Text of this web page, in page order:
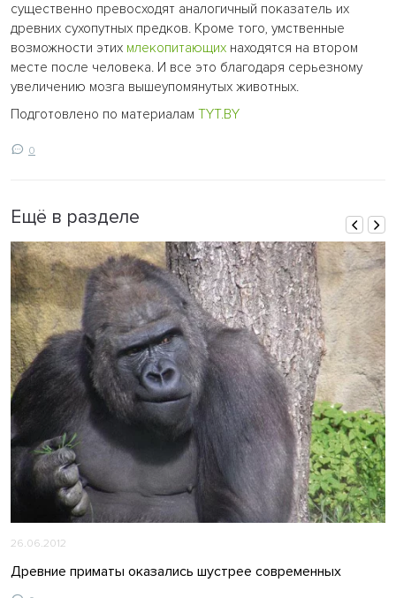
существенно превосходят аналогичный показатель их
древних сухопутных предков. Кроме того, умственные
возможности этих млекопитающих находятся на втором
месте после человека. И все это благодаря серьезному
увеличению мозга вышеупомянутых животных.
Подготовлено по материалам TYT.BY
0
Ещё в разделе
26.06.2012
Древние приматы оказались шустрее современных